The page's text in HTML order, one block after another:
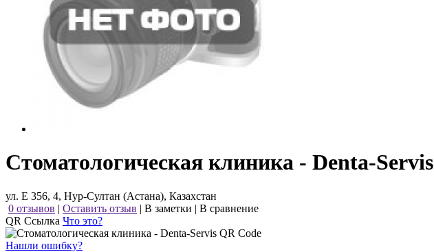
Стоматологическая клиника - Denta-Servis
ул. Е 356, 4, Нур-Султан (Астана), Казахстан
0 отзывов | Оставить отзыв | В заметки | В сравнение
QR Ссылка Что это?
Нашли ошибку?